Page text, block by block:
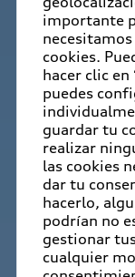
importante
cookies.
hacer clic
puedes
guardar tu
realizar
las cookies
dar tu
hacerlo,
podrían no
gestionar
cualquier